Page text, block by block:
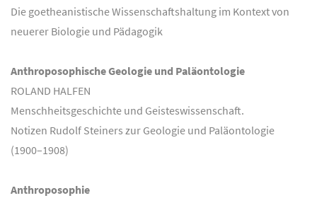
Die goetheanistische Wissenschaftshaltung im Kontext von
neuerer Biologie und Pädagogik
Anthroposophische Geologie und Paläontologie
ROLAND HALFEN
Menschheitsgeschichte und Geisteswissenschaft.
Notizen Rudolf Steiners zur Geologie und Paläontologie
(1900–1908)
Anthroposophie